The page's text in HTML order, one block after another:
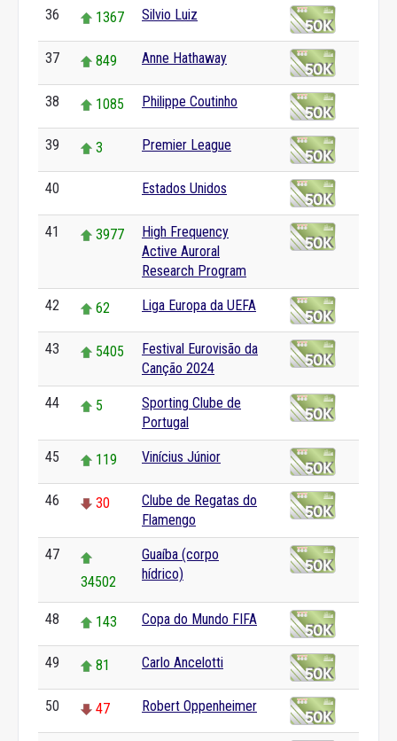
36 1367 Silvio Luiz
37 849 Anne Hathaway
38 1085 Philippe Coutinho
39 3 Premier League
40 Estados Unidos
41 3977
High Frequency
Active Auroral
Research Program
42 62 Liga Europa da UEFA
43 5405
Festival Eurovisão da
Canção 2024
44 5
Sporting Clube de
Portugal
45 119 Vinícius Júnior
46 30
Clube de Regatas do
Flamengo
47
34502
Guaíba (corpo
hídrico)
48 143 Copa do Mundo FIFA
49 81 Carlo Ancelotti
50 47 Robert Oppenheimer